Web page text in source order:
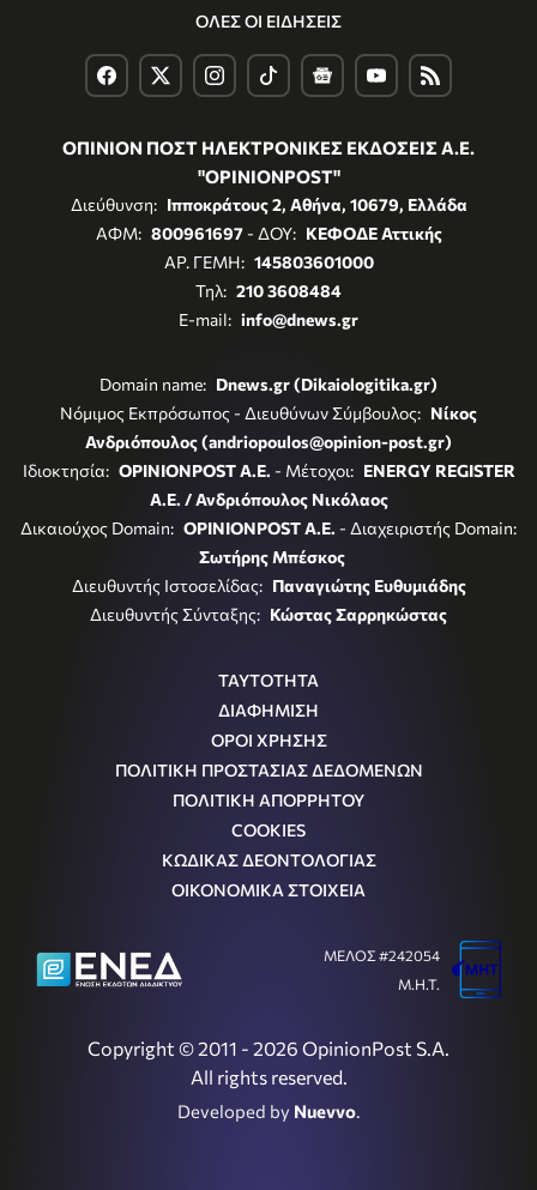
ΟΛΕΣ ΟΙ ΕΙΔΗΣΕΙΣ
ΟΠΙΝΙΟΝ ΠΟΣΤ ΗΛΕΚΤΡΟΝΙΚΕΣ ΕΚΔΟΣΕΙΣ Α.Ε.
"OPINIONPOST"
Διεύθυνση: Ιπποκράτους 2, Αθήνα, 10679, Ελλάδα
ΑΦΜ: 800961697- ΔΟΥ: ΚΕΦΟΔΕ Αττικής
ΑΡ. ΓΕΜΗ: 145803601000
Τηλ: 210 3608484
E-mail: info@dnews.gr
Domain name: Dnews.gr (Dikaiologitika.gr)
Νόμιμος Εκπρόσωπος - Διευθύνων Σύμβουλος: Νίκος
Ανδριόπουλος (andriopoulos@opinion-post.gr)
Ιδιοκτησία: OPINIONPOST A.E. - Μέτοχοι: ENERGY REGISTER
Α.Ε. / Ανδριόπουλος Νικόλαος
Δικαιούχος Domain: OPINIONPOST A.E. - Διαχειριστής Domain:
Σωτήρης Μπέσκος
Διευθυντής Ιστοσελίδας: Παναγιώτης Ευθυμιάδης
Διευθυντής Σύνταξης: Κώστας Σαρρηκώστας
ΤΑΥΤΟΤΗΤΑ
ΔΙΑΦΗΜΙΣΗ
ΟΡΟΙ ΧΡΗΣΗΣ
ΠΟΛΙΤΙΚΗ ΠΡΟΣΤΑΣΙΑΣ ΔΕΔΟΜΕΝΩΝ
ΠΟΛΙΤΙΚΗ ΑΠΟΡΡΗΤΟΥ
COOKIES
ΚΩΔΙΚΑΣ ΔΕΟΝΤΟΛΟΓΙΑΣ
ΟΙΚΟΝΟΜΙΚΑ ΣΤΟΙΧΕΙΑ
Copyright © 2011 - 2026 OpinionPost S.A.
All rights reserved.
Developed by Nuevvo
ΜΕΛΟΣ #242054
Μ.Η.Τ.